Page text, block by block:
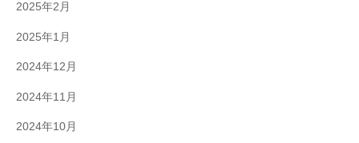
2025年2月
2025年1月
2024年12月
2024年11月
2024年10月